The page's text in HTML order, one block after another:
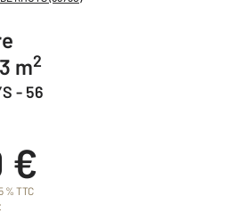
m2
- 56
€
% TTC